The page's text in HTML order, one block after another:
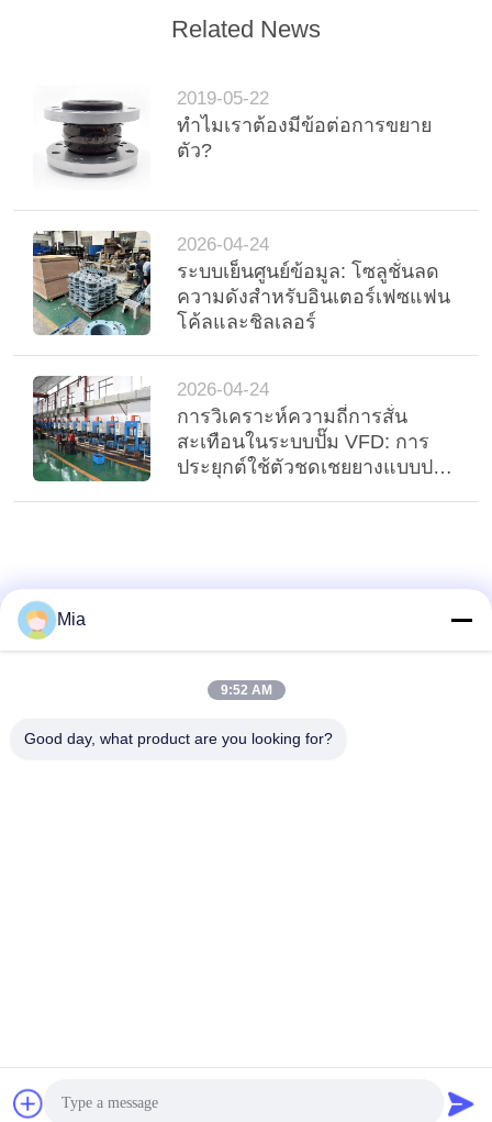
Related News
2019-05-22
ทำไมเราต้องมีข้อต่อการขยาย
ตัว?
2026-04-24
ระบบเย็นศูนย์ข้อมูล: โซลูชั่นลด
ความดังสําหรับอินเตอร์เฟซแฟน
โค้ลและชิลเลอร์
2026-04-24
การวิเคราะห์ความถี่การสั่น
สะเทือนในระบบปั๊ม VFD: การ
ประยุกต์ใช้ตัวชดเชยยางแบบปรับ
Mia
9:52 AM
Good day, what product are you looking for?